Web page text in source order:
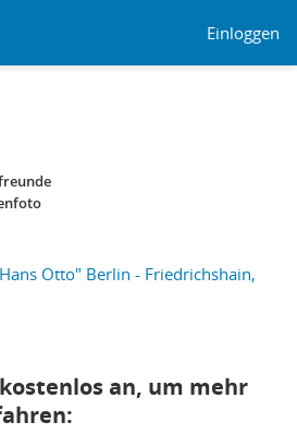
Einloggen
Otto" Berlin - Friedrichshain,
an, um mehr